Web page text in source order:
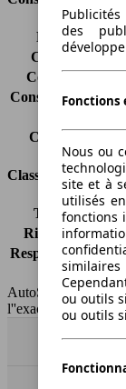
Émissions de
Consommation
Consommation
Consommation
Capacité du
Classes
Tous risques
Risques partiels
Responsabilité
HSN/TSN
AutoScout24
l''exactitude des
des
Fonctions
Nous ou
site et à
utilisés
fonctions
ou outils
ou outils